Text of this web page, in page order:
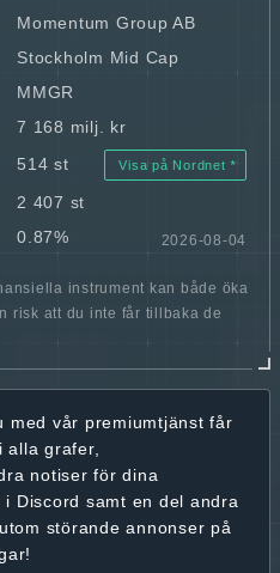
Momentum Group AB
Stockholm Mid Cap
MMGR
7 168 milj. kr
514 st Visa på Nordnet
2 407 st
0.87% 2026-08-04
instrument kan både öka
risk att du inte får tillbaka de
med vår premiumtjänst får
i alla grafer,
notiser för dina
i Discord samt en del andra
störande annonser på